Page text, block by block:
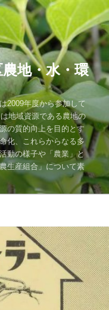
地・水・環
2009年度から参加して
地域資源である農地の
の質的向上を目的とす
化、これらからなる多
動の様子や「農業」と
生産組合」について素